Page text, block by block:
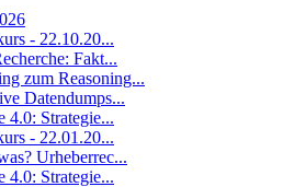
- 22.10.20...
Fakt...
zum Reasoning...
Datendumps...
4.0: Strategie...
- 22.01.20...
Urheberrec...
4.0: Strategie...